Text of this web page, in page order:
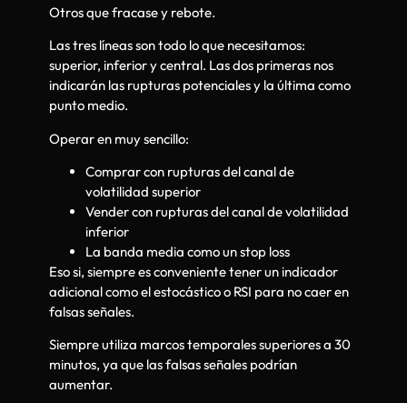
Otros que fracase y rebote.
Las tres líneas son todo lo que necesitamos:
superior, inferior y central. Las dos primeras nos
indicarán las rupturas potenciales y la última como
punto medio.
Operar en muy sencillo:
Comprar con rupturas del canal de
volatilidad superior
Vender con rupturas del canal de volatilidad
inferior
La banda media como un stop loss
Eso si, siempre es conveniente tener un indicador
adicional como el estocástico o RSI para no caer en
falsas señales.
Siempre utiliza marcos temporales superiores a 30
minutos, ya que las falsas señales podrían
aumentar.